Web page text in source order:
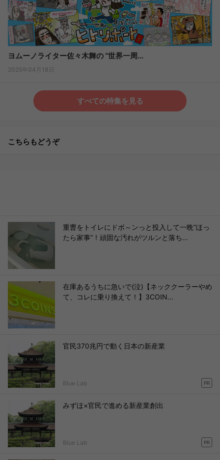
ヨムーノライター佐々木舞の “世界一周...
2025年04月18日
すべての特集を見る
こちらもどうぞ
重曹をトイレにドボ～ンっと投入して一晩”ほっ
たら家事”！頑固な汚れがツルンと落ち...
在庫あるうちに急いで(泣)【ネッククーラーやめ
て、コレに乗り換えて！】3COIN...
官民370兆円で動く日本の新産業
Blue Lab PR
みずほ×官民で進める新産業創出
Blue Lab PR